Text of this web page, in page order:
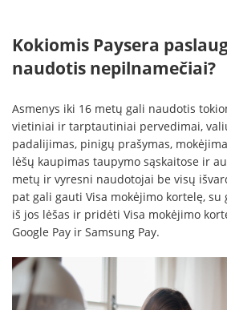
Kokiomis Paysera
naudotis nepilnamečiai?
Asmenys iki 16 metų gali naudotis
vietiniai ir tarptautiniai pervedimai,
padalijimas, pinigų prašymas,
lėšų kaupimas taupymo sąskaitose ir
metų ir vyresni naudotojai be visų
pat gali gauti Visa mokėjimo kortelę,
iš jos lėšas ir pridėti Visa mokėjimo
Google Pay ir Samsung Pay.